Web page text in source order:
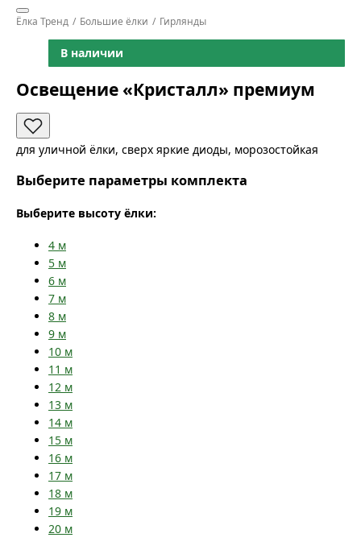
Ёлка Тренд Большие ёлки Гирлянды
В наличии
Освещение «Кристалл» премиум
для уличной ёлки, сверх яркие диоды, морозостойкая
Выберите параметры комплекта
Выберите высоту ёлки:
4 м
5 м
6 м
7 м
8 м
9 м
10 м
11 м
12 м
13 м
14 м
15 м
16 м
17 м
18 м
19 м
20 м